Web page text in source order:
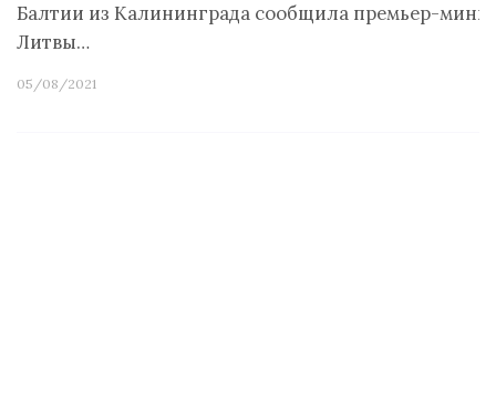
Балтии из Калининграда сообщила премьер-
Литвы…
05/08/2021